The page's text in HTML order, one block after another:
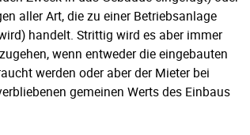
aller Art, die zu einer Betriebsanlage
handelt. Strittig wird es aber immer
wenn entweder die eingebauten
werden oder aber der Mieter bei
gemeinen Werts des Einbaus